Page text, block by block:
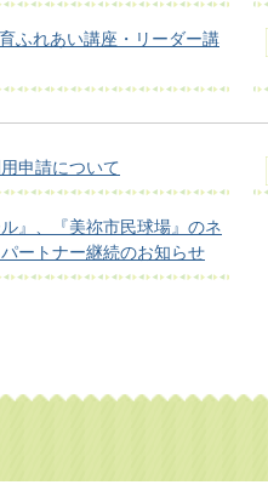
ふれあい講座・リーダー講
申請について
ル』、『美祢市民球場』のネ
ートナー継続のお知らせ